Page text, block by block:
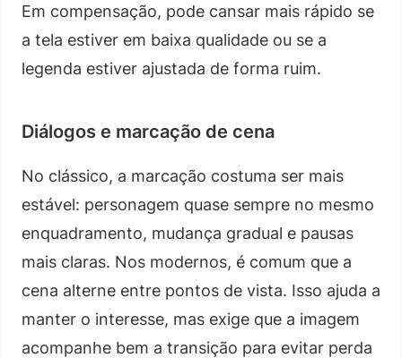
Em compensação, pode cansar mais rápido se
a tela estiver em baixa qualidade ou se a
legenda estiver ajustada de forma ruim.
Diálogos e marcação de cena
No clássico, a marcação costuma ser mais
estável: personagem quase sempre no mesmo
enquadramento, mudança gradual e pausas
mais claras. Nos modernos, é comum que a
cena alterne entre pontos de vista. Isso ajuda a
manter o interesse, mas exige que a imagem
acompanhe bem a transição para evitar perda